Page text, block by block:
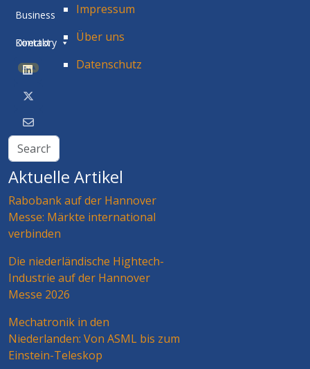
Business
Directory
BETA
Kontakt
Impressum
Über uns
Datenschutz
Aktuelle Artikel
Rabobank auf der Hannover
Messe: Märkte international
verbinden
Die niederländische Hightech-
Industrie auf der Hannover
Messe 2026
Mechatronik in den
Niederlanden: Von ASML bis zum
Einstein-Teleskop